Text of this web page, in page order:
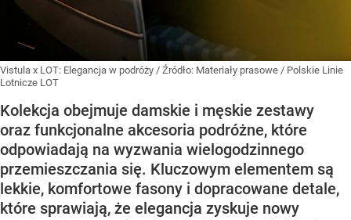
Vistula x LOT: Elegancja w podróży / Źródło: Materiały prasowe / Polskie Linie
Lotnicze LOT
Kolekcja obejmuje damskie i męskie zestawy
oraz funkcjonalne akcesoria podróżne, które
odpowiadają na wyzwania wielogodzinnego
przemieszczania się. Kluczowym elementem są
lekkie, komfortowe fasony i dopracowane detale,
które sprawiają, że elegancja zyskuje nowy